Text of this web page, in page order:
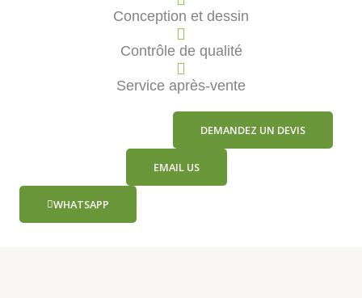
Conception et dessin
Contrôle de qualité
Service après-vente
DEMANDEZ UN DEVIS
EMAIL US
WHATSAPP